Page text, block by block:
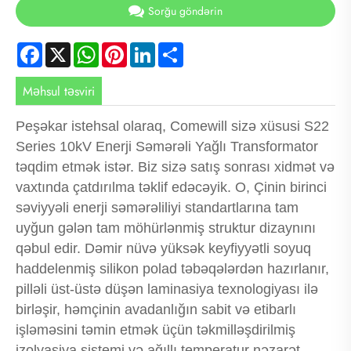
Sorğu göndərin
Facebook
X WhatsApp
PinterestLinkedIn
Məhsul təsviri
Peşəkar istehsal olaraq, Comewill sizə xüsusi S22
Series 10kV Enerji Səmərəli Yağlı Transformator
təqdim etmək istər. Biz sizə satış sonrası xidmət və
vaxtında çatdırılma təklif edəcəyik. O, Çinin birinci
səviyyəli enerji səmərəliliyi standartlarına tam
uyğun gələn tam möhürlənmiş struktur dizaynını
qəbul edir. Dəmir nüvə yüksək keyfiyyətli soyuq
haddelenmiş silikon polad təbəqələrdən hazırlanır,
pilləli üst-üstə düşən laminasiya texnologiyası ilə
birləşir, həmçinin avadanlığın sabit və etibarlı
işləməsini təmin etmək üçün təkmilləşdirilmiş